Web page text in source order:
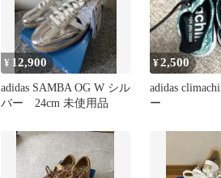
¥ 12,900
adidas SAMBA OG W シル
バー 24cm 未使用品
¥2,500
adidas
ー